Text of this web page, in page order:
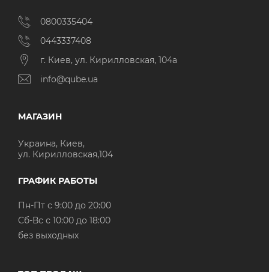
0800335404
0443337408
г. Киев, ул. Кирилловская, 104а
info@qube.ua
МАГАЗИН
Украина, Киев,
ул. Кирилловская,104
ГРАФИК РАБОТЫ
Пн-Пт с 9:00 до 20:00
Cб-Вс с 10:00 до 18:00
без выходных